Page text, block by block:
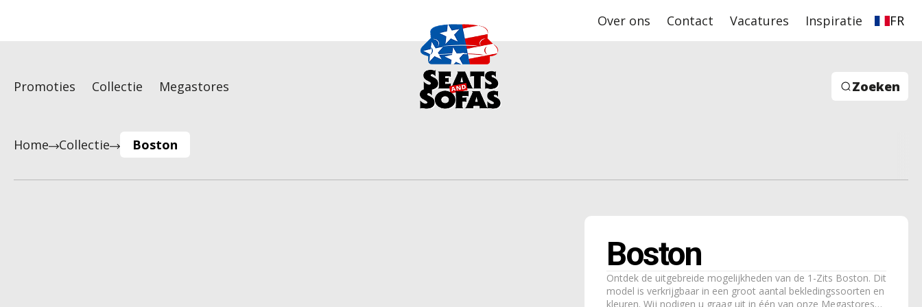
Over ons Contact Vacatures Inspiratie FR
Promoties Collectie Megastores Zoeken
Home Collectie Boston
Boston
Ontdek de uitgebreide mogelijkheden van de 1-Zits Boston. Dit
model is verkrijgbaar in een groot aantal bekledingssoorten en
kleuren. Wij nodigen u graag uit in één van onze Megastores